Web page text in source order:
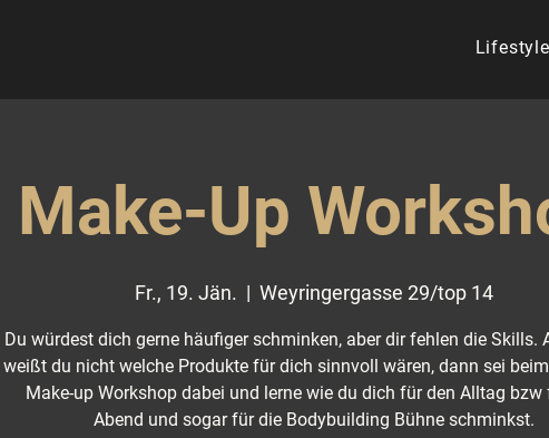
Make-Up
Fr., 19. Jän.
  |
Weyringergasse 29/top 14
Du würdest dich gerne häufiger schminken, aber dir fehlen die Skills.
weißt du nicht welche Produkte für dich sinnvoll wären, dann sei
Make-up Workshop dabei und lerne wie du dich für den Alltag bzw
Abend und sogar für die Bodybuilding Bühne schminkst.